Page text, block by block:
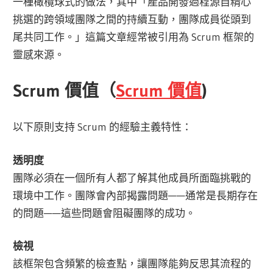
挑選的跨領域團隊之間的持續互動，團隊成員從頭到
尾共同工作。」這篇文章經常被引用為 Scrum 框架的
靈感來源。
Scrum 價值（Scrum 價值)
以下原則支持 Scrum 的經驗主義特性：
透明度
團隊必須在一個所有人都了解其他成員所面臨挑戰的
環境中工作。團隊會內部揭露問題——通常是長期存在
的問題——這些問題會阻礙團隊的成功。
檢視
該框架包含頻繁的檢查點，讓團隊能夠反思其流程的